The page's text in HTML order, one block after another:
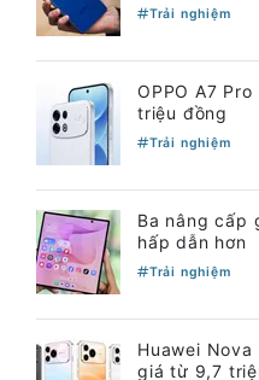
Trải nghiệm
OPPO A7
triệu đồng
Trải nghiệm
Ba nâng cấp
hấp dẫn hơn
Trải nghiệm
Huawei
giá từ 9,7